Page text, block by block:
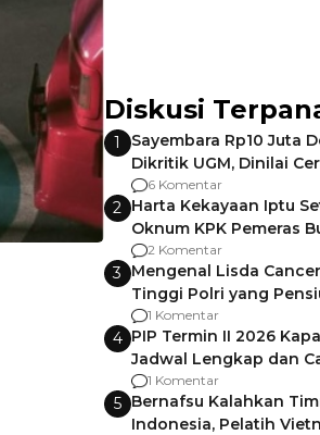
Diskusi
1
Sayembara Rp10 Juta
Dikritik UGM, Dinilai
Gagalnya Negara Jamin
6 Komentar
2 Harta Kekayaan Iptu
Oknum KPK Pemeras
Pemalang
2 Komentar
3 Mengenal Lisda
Tinggi Polri yang
Usai Jadi Brigjen
1 Komentar
4 PIP Termin II 2026
Jadwal Lengkap dan
agar Dana Tidak
1 Komentar
5 Bernafsu Kalahkan
Indonesia, Pelatih